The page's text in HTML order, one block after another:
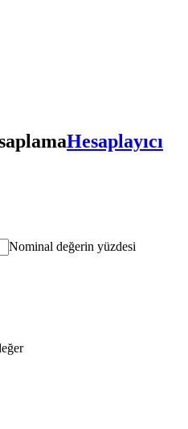
Hesaplayıcı
Nominal değerin yüzdesi